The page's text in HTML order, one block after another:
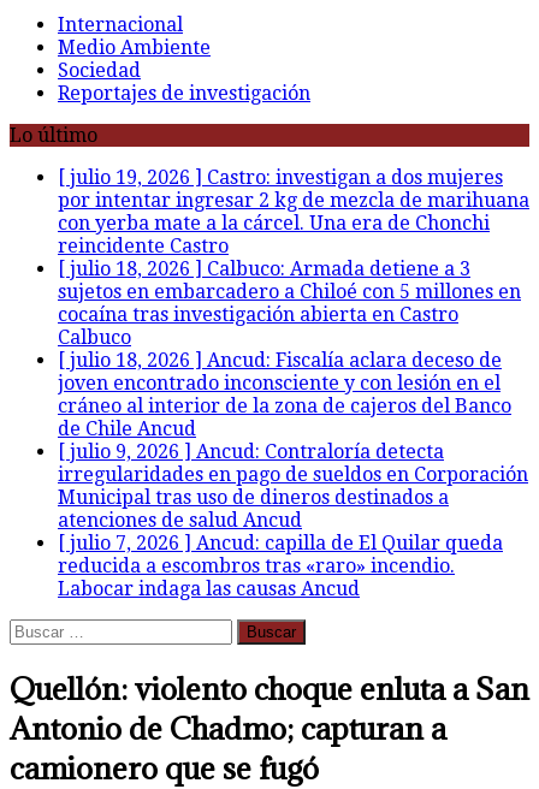
Internacional
Medio Ambiente
Sociedad
Reportajes de investigación
Lo último
[ julio 19, 2026 ] Castro: investigan a dos mujeres
por intentar ingresar 2 kg de mezcla de marihuana
con yerba mate a la cárcel. Una era de Chonchi
reincidente Castro
[ julio 18, 2026 ] Calbuco: Armada detiene a 3
sujetos en embarcadero a Chiloé con 5 millones en
cocaína tras investigación abierta en Castro
Calbuco
[ julio 18, 2026 ] Ancud: Fiscalía aclara deceso de
joven encontrado inconsciente y con lesión en el
cráneo al interior de la zona de cajeros del Banco
de Chile Ancud
[ julio 9, 2026 ] Ancud: Contraloría detecta
irregularidades en pago de sueldos en Corporación
Municipal tras uso de dineros destinados a
atenciones de salud Ancud
[ julio 7, 2026 ] Ancud: capilla de El Quilar queda
reducida a escombros tras «raro» incendio.
Labocar indaga las causas Ancud
Buscar:
Quellón: violento choque enluta a San
Antonio de Chadmo; capturan a
camionero que se fugó